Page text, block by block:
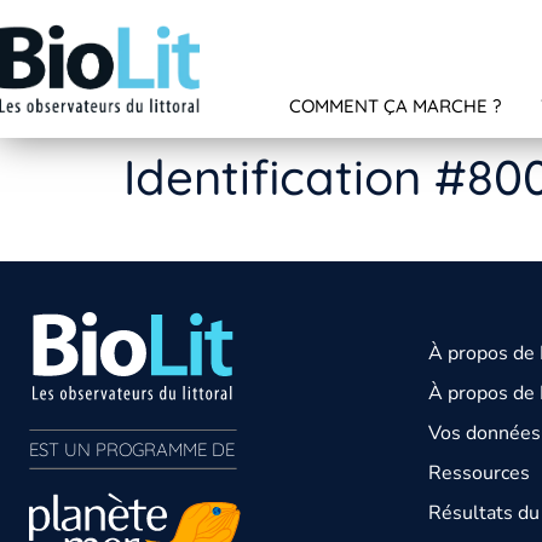
COMMENT ÇA MARCHE ?
Identification
EST UN PROGRAMME DE
À propos de
À propos de
Vos
Ressources
Résultats